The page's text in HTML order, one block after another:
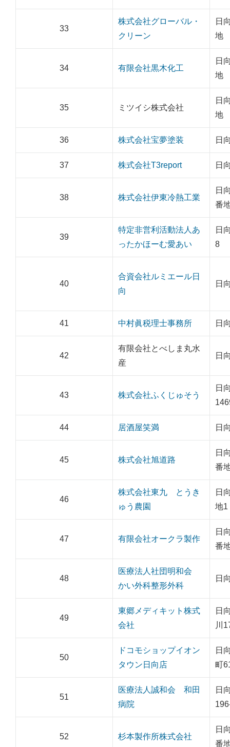
33
株式会社グローバル・
クリーン
日
地
34 有限会社黒木化工
日
地
35 ミツイシ株式会社
日
地
36 株式会社宝夢塗装 日
37 株式会社T3report 日
38 株式会社伊東冷熱工業
日
番
39
特定非営利活動法人あ
ったかほーむ愛あい
日
8
40
合資会社ルミエール日
向
日
41 中村眞税理士事務所 日
42
有限会社とべしま丸水
産
日
43 株式会社ふくじゅそう
日
44 居酒屋笑満 日
45 株式会社旭道路
日
番
46
株式会社東九 とうき
ゅう農園
日
地1
47 有限会社オークラ製作
日
番
48
医療法人社団明和会
かい外科整形外科
日
49
東郷メディキット株式
会社
日
川
50
ドコモショップイオン
タウン日向店
日
町
51
医療法人誠和会 和田
病院
日
52 杉本製作所株式会社
日
番